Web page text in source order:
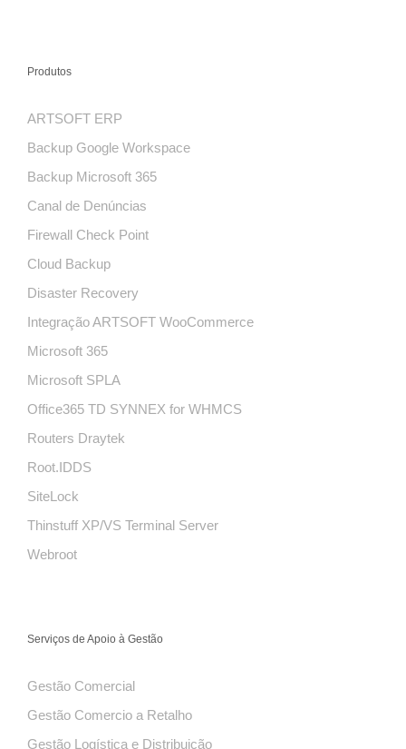
Produtos
ARTSOFT ERP
Backup Google Workspace
Backup Microsoft 365
Canal de Denúncias
Firewall Check Point
Cloud Backup
Disaster Recovery
Integração ARTSOFT WooCommerce
Microsoft 365
Microsoft SPLA
Office365 TD SYNNEX for WHMCS
Routers Draytek
Root.IDDS
SiteLock
Thinstuff XP/VS Terminal Server
Webroot
Serviços de Apoio à Gestão
Gestão Comercial
Gestão Comercio a Retalho
Gestão Logística e Distribuição